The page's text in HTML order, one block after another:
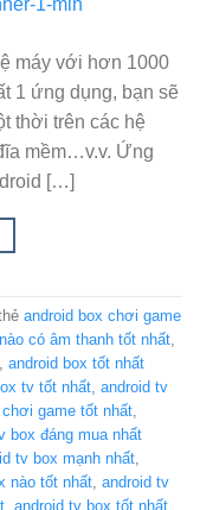
máy với hơn 1000
1 ứng dụng, bạn sẽ
thời trên các hệ
mềm…v.v. Ứng
[…]
android box chơi game
có âm thanh tốt nhất
android box tốt nhất
tv tốt nhất android tv
game tốt nhất
box đáng mua nhất
tv box mạnh nhất
nào tốt nhất android tv
android tv box tốt nhất